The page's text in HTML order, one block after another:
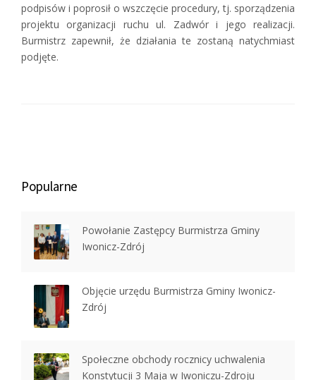
podpisów i poprosił o wszczęcie procedury, tj. sporządzenia
projektu organizacji ruchu ul. Zadwór i jego realizacji.
Burmistrz zapewnił, że działania te zostaną natychmiast
podjęte.
Popularne
Powołanie Zastępcy Burmistrza Gminy
Iwonicz-Zdrój
Objęcie urzędu Burmistrza Gminy Iwonicz-
Zdrój
Społeczne obchody rocznicy uchwalenia
Konstytucji 3 Maja w Iwoniczu-Zdroju